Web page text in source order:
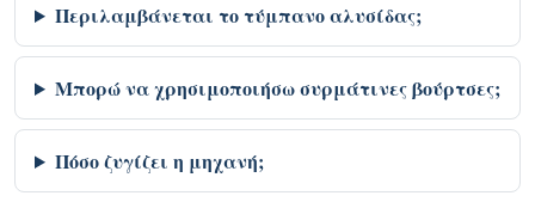
Περιλαμβάνεται το τύμπανο αλυσίδας;
Μπορώ να χρησιμοποιήσω συρμάτινες βούρτσες;
Πόσο ζυγίζει η μηχανή;